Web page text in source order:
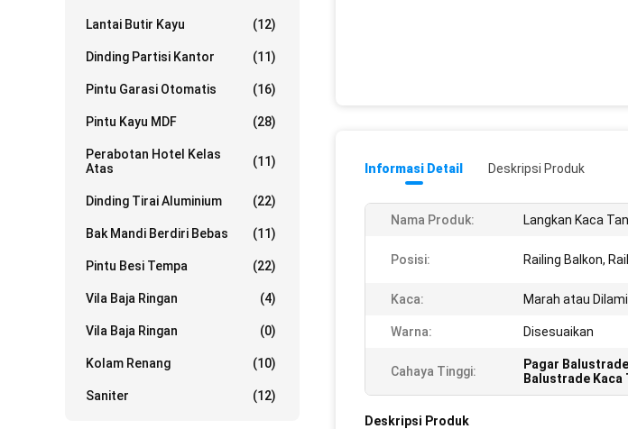
Lantai Butir Kayu (12)
Dinding Partisi Kantor (11)
Pintu Garasi Otomatis (16)
Pintu Kayu MDF (28)
Perabotan Hotel Kelas
Atas
(11)
Dinding Tirai Aluminium (22)
Bak Mandi Berdiri Bebas (11)
Pintu Besi Tempa (22)
Vila Baja Ringan (4)
Vila Baja Ringan (0)
Kolam Renang (10)
Saniter (12)
Informasi Detail Deskripsi Produk
Nama Produk: Langkan Kaca
Posisi: Railing Balkon,
Kaca: Marah atau
Warna: Disesuaikan
Cahaya Tinggi: Pagar
Balustrade Kaca
Deskripsi Produk